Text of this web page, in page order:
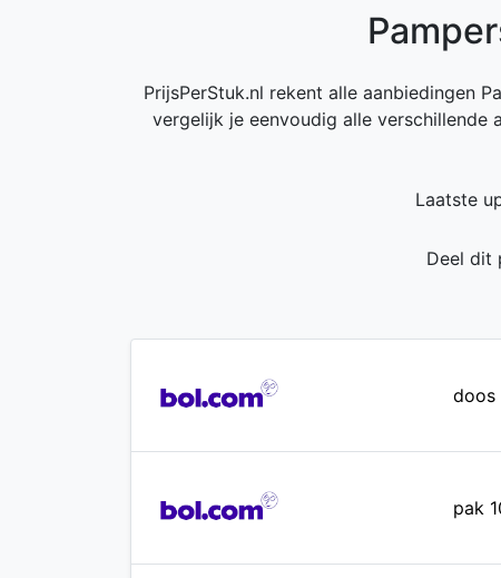
PrijsPerStuk.nl rekent alle aanbiedingen
vergelijk je eenvoudig alle verschillende
Laatste
Deel dit
doos
pak